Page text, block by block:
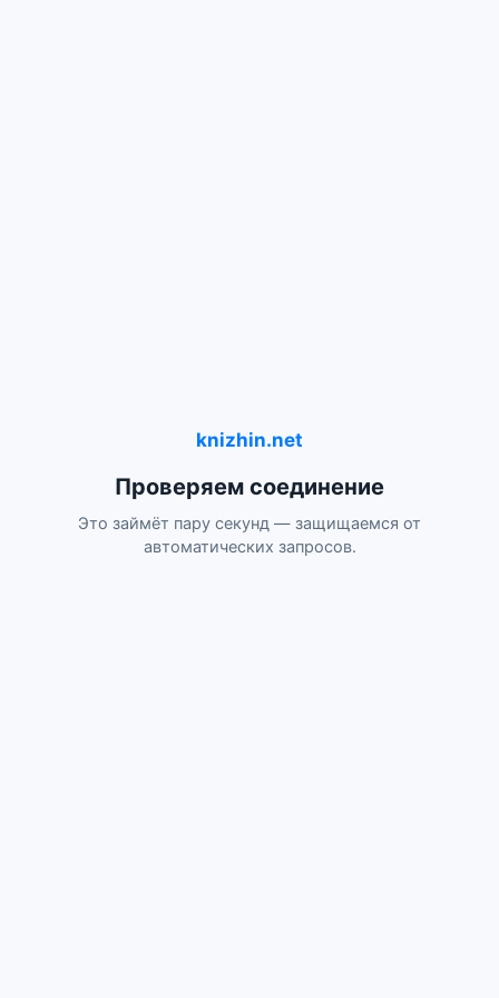
knizhin.net
Проверяем соединение
Это займёт пару секунд — защищаемся от
автоматических запросов.